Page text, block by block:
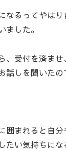
なるってやは
ました。
、受付を済ま
しを聞いたの
囲まれると自
たい気持ちに